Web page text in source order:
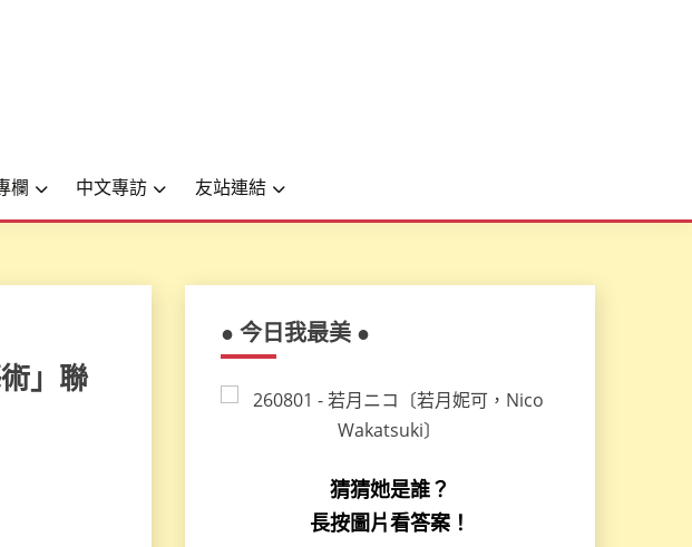
欄 中文專訪 友站連結
」聯
● 今日我最美 ●
猜猜她是誰？
長按圖片看答案！